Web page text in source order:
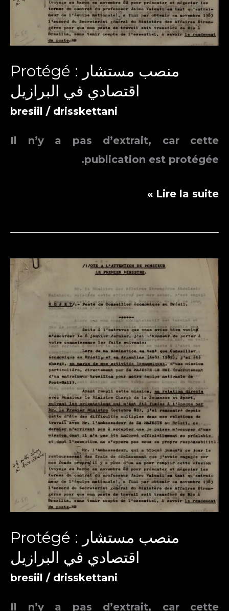
Protégé : منصب مستشار
اقتصادي في البرازيل
bresiil / drisskettani
Il n’y a pas d’extrait, car cette
publication est protégée.
Protégé :
مستشار
في
البرازيل
Lire la suite »
Protégé : منصب مستشار
اقتصادي في البرازيل
bresiil / drisskettani
Il n’y a pas d’extrait, car cette